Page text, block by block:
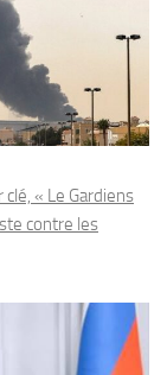
« Le Gardiens
contre les